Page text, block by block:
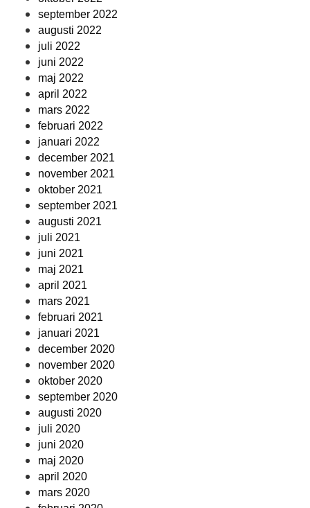
september 2022
augusti 2022
juli 2022
juni 2022
maj 2022
april 2022
mars 2022
februari 2022
januari 2022
december 2021
november 2021
oktober 2021
september 2021
augusti 2021
juli 2021
juni 2021
maj 2021
april 2021
mars 2021
februari 2021
januari 2021
december 2020
november 2020
oktober 2020
september 2020
augusti 2020
juli 2020
juni 2020
maj 2020
april 2020
mars 2020